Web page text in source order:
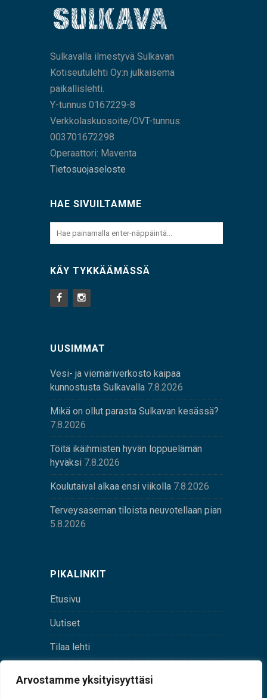
Arvostamme yksityisyyttäsi
Sulkavalla ilmestyvä Sulkavan
Kotiseutulehti Oy:n julkaisema
paikallislehti.
Y-tunnus 0167229-8
Verkkolaskuosoite/OVT-tunnus:
003701672298
Operaattori: Maventa
Tietosuojaseloste
HAE SIVUILTAMME
KÄY TYKKÄÄMÄSSÄ
UUSIMMAT
Vesi- ja viemäriverkosto kaipaa
kunnostusta Sulkavalla 7.8.2026
Mikä on ollut parasta Sulkavan kesässä?
7.8.2026
Töitä ikäihmisten hyvän loppuelämän
hyväksi 7.8.2026
Koulutaival alkaa ensi viikolla 7.8.2026
Terveysaseman tiloista neuvotellaan pian
5.8.2026
PIKALINKIT
Etusivu
Uutiset
Tilaa lehti